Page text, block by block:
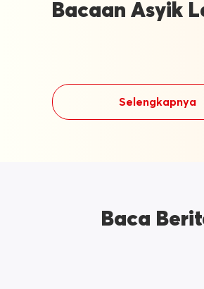
Bacaan Asyik
Selengkapnya
Baca